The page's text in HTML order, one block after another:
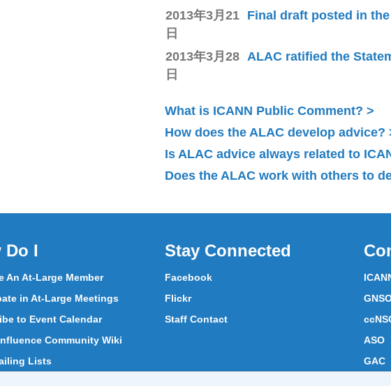
2013年3月21
日
Final draft posted in
2013年3月28
日
ALAC ratified the
What is ICANN Public Comment?
How does the ALAC develop advice?
Is ALAC advice always related to
Does the ALAC work with others to
Do I
An At-Large Member
in At-Large Meetings
to Event Calendar
Community Wiki
Lists
Stay Connected
Facebook
Flickr
Staff Contact
ASO
GAC